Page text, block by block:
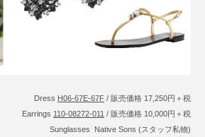
Dress H06-67E-67F / 販売価格 17,250円＋税
Earrings 110-08272-011 / 販売価格 10,000円＋税
Sunglasses Native Sons (スタッフ私物)